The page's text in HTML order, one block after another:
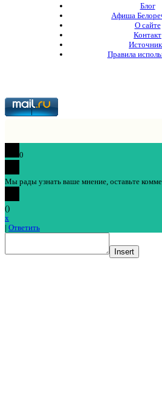
Блог
Афиша
О сайте
Контакт
Правила
0
Мы рады узнать ваше мнение, оставьте
()
x
| Ответить
Insert